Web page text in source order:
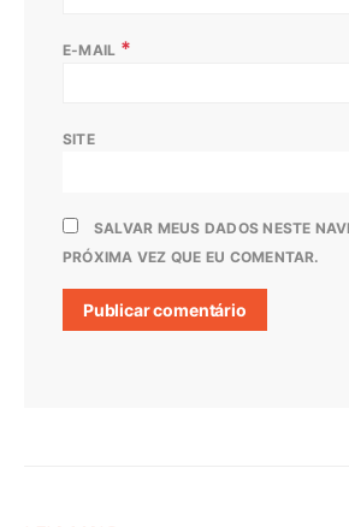
E-MAIL *
SITE
SALVAR MEUS DADOS NESTE
PRÓXIMA VEZ QUE EU COMENTAR.